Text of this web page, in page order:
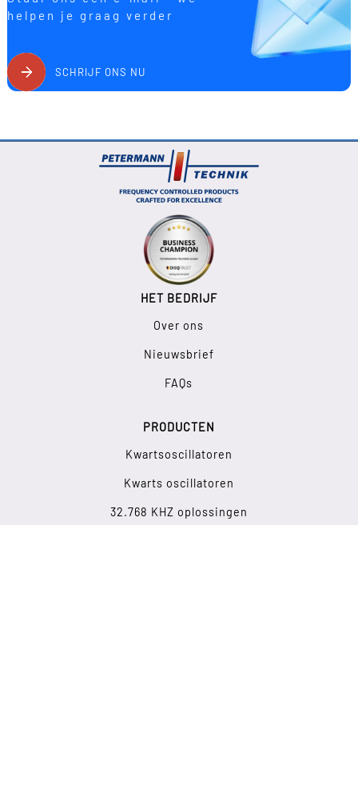
helpen je graag verder
SCHRIJF ONS NU
HET BEDRIJF
Over ons
Nieuwsbrief
FAQs
PRODUCTEN
Kwartsoscillatoren
Kwarts oscillatoren
32.768 KHZ oplossingen